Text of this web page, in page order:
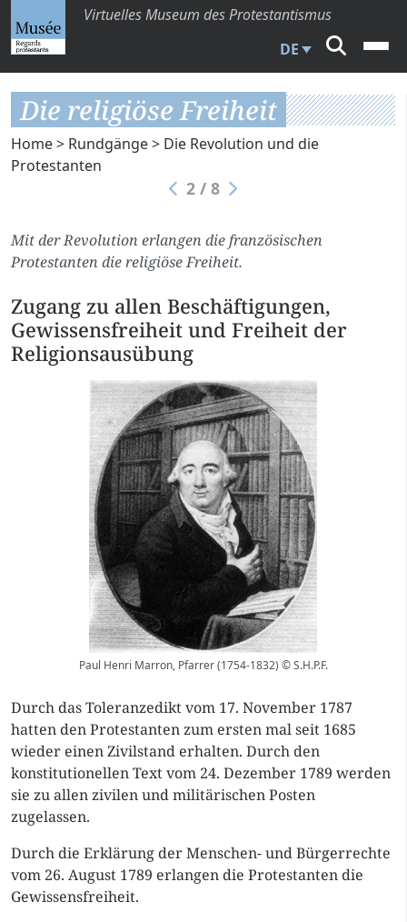
Virtuelles Museum des Protestantismus
DE
Die religiöse Freiheit
Home> Rundgänge> Die Revolution und die
Protestanten
2 / 8
Mit der Revolution erlangen die französischen
Protestanten die religiöse Freiheit.
Zugang zu allen Beschäftigungen,
Gewissensfreiheit und Freiheit der
Religionsausübung
Paul Henri Marron, Pfarrer (1754-1832) © S.H.P.F.
Durch das Toleranzedikt vom 17. November 1787
hatten den Protestanten zum ersten mal seit 1685
wieder einen Zivilstand erhalten. Durch den
konstitutionellen Text vom 24. Dezember 1789 werden
sie zu allen zivilen und militärischen Posten
zugelassen.
Durch die Erklärung der Menschen- und Bürgerrechte
vom 26. August 1789 erlangen die Protestanten die
Gewissensfreiheit.